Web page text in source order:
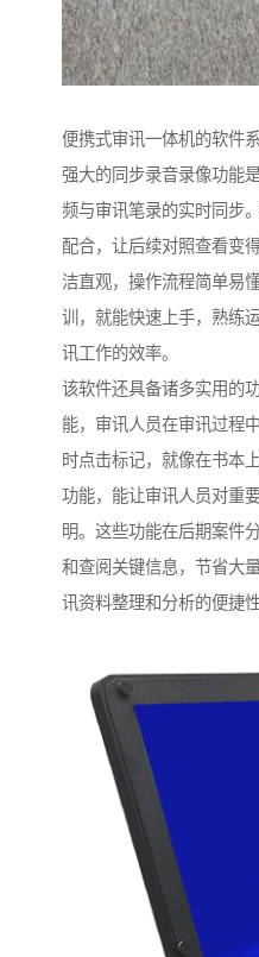
便携式审讯一体机的软件
强大的同步录音录像功能
频与审讯笔录的实时同步
配合，让后续对照查看变
洁直观，操作流程简单易
训，就能快速上手，熟练
讯工作的效率。​
该软件还具备诸多实用的
能，审讯人员在审讯过程
时点击标记，就像在书本
功能，能让审讯人员对重
明。这些功能在后期案件
和查阅关键信息，节省大
讯资料整理和分析的便捷性